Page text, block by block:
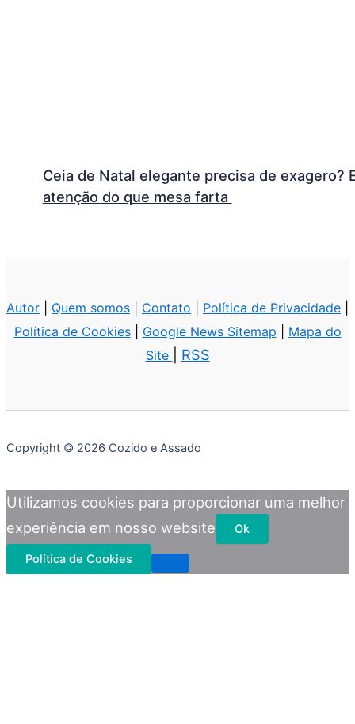
Ceia de Natal elegante precisa de exagero?
atenção do que mesa farta
Autor Quem somos Contato Política de Privacidade
Política de Cookies| Google News Sitemap
Mapa do
Site
RSS
Copyright © 2026 Cozido e Assado
Utilizamos cookies para proporcionar uma melhor
experiência em nosso website
Ok
Política de Cookies